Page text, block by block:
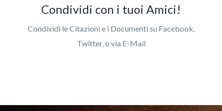
Condividi con i tuoi Amici!
Condividi le Citazioni e i Documenti su Facebook,
Twitter, o via E-Mail